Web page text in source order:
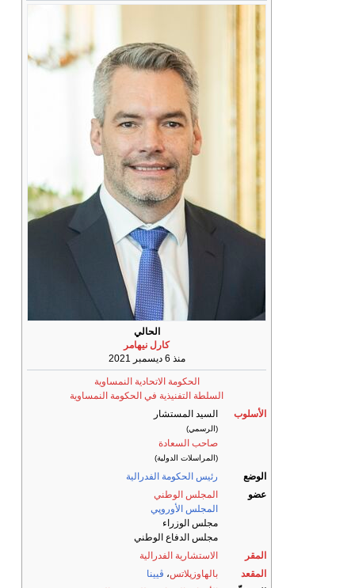
الحالي
كارل نيهامر
منذ 6 ديسمبر 2021
الحكومة الاتحادية النمساوية
السلطة التفنيذية في الحكومة النمساوية
الأسلوب
السيد المستشار
(الرسمي)
صاحب السعادة
(المراسلات الدولية)
الوضع رئيس الحكومة الفدرالية
عضو
المجلس الوطني
المجلس الأوروپي
مجلس الوزراء
مجلس الدفاع الوطني
المقر
الاستشارية الفدرالية
المقعد
بالهاوزپلاتس، ڤيينا